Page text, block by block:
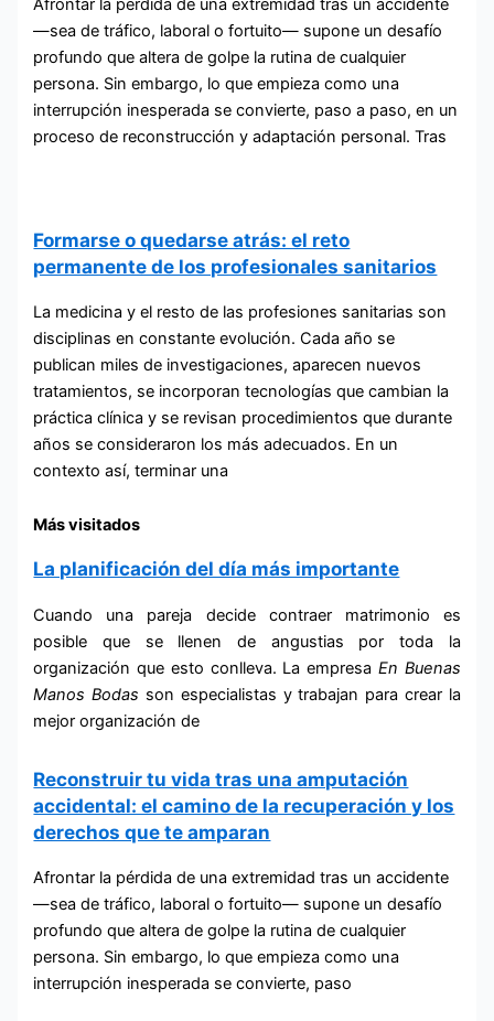
—sea de tráfico, laboral o fortuito— supone un desafío
profundo que altera de golpe la rutina de cualquier
persona. Sin embargo, lo que empieza como una
interrupción inesperada se convierte, paso a paso, en un
proceso de reconstrucción y adaptación personal. Tras
Formarse o quedarse atrás: el reto
permanente de los profesionales sanitarios
La medicina y el resto de las profesiones sanitarias son
disciplinas en constante evolución. Cada año se
publican miles de investigaciones, aparecen nuevos
tratamientos, se incorporan tecnologías que cambian la
práctica clínica y se revisan procedimientos que durante
años se consideraron los más adecuados. En un
contexto así, terminar una
Más visitados
La planificación del día más importante
Cuando una pareja decide contraer matrimonio es
posible que se llenen de angustias por toda la
organización que esto conlleva. La empresa En Buenas
Manos Bodas son especialistas y trabajan para crear la
mejor organización de
Reconstruir tu vida tras una amputación
accidental: el camino de la recuperación y los
derechos que te amparan
Afrontar la pérdida de una extremidad tras un accidente
—sea de tráfico, laboral o fortuito— supone un desafío
profundo que altera de golpe la rutina de cualquier
persona. Sin embargo, lo que empieza como una
interrupción inesperada se convierte, paso